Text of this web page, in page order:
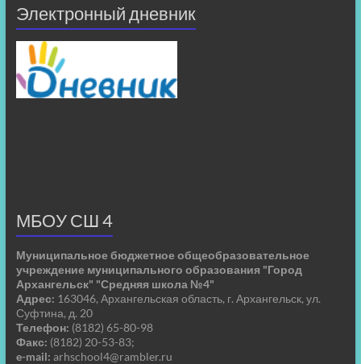
Электронный дневник
МБОУ СШ 4
Муниципальное бюджетное общеобразовательное
учреждение муниципального образования "Город
Архангельск" "Средняя школа №4"
Адрес: 163046, Архангельская область, г. Архангельск, ул.
Суфтина, д. 20
Телефон: (8182) 65-80-98
Факс: (8182) 20-53-83;
e-mail: arhschool4@rambler.ru